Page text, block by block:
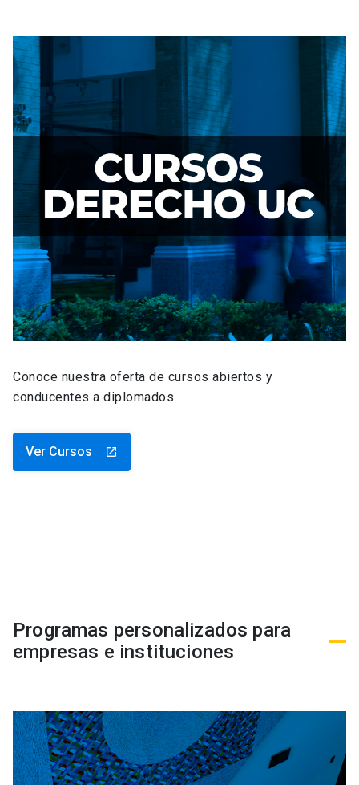
Conoce nuestra oferta de cursos abiertos y
conducentes a diplomados.
Ver Cursos launch
Programas personalizados para
empresas e instituciones